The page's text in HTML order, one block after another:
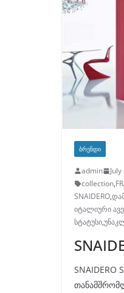
ᲑᲠᲔᲜᲓᲘ
admin
collection,
SNAIDERO,
იტალიური
სტატუსი,
SNAIDERO